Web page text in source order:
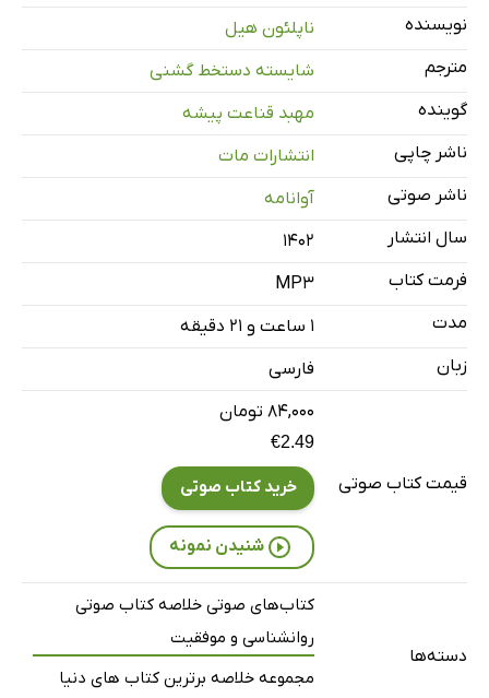
نویسنده
ناپلئون هیل
مترجم
شایسته دستخط گشنی
گوینده
مهبد قناعت پیشه
ناشر چاپی
انتشارات مات
ناشر صوتی
آوانامه
سال انتشار
۱۴۰۲
فرمت کتاب
MP3
مدت
۱ ساعت و ۲۱ دقیقه
زبان
فارسی
قیمت کتاب صوتی
۸۴,۰۰۰ تومان
€2.49
خرید کتاب صوتی
شنیدن نمونه
دسته‌ها
کتاب‌های صوتی خلاصه کتاب صوتی
روانشناسی و موفقیت
مجموعه خلاصه برترین کتاب های دنیا